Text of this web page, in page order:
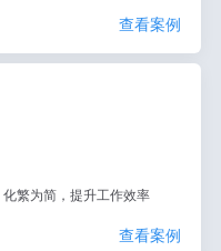
查看案例
繁为简，提升工作效率
查看案例